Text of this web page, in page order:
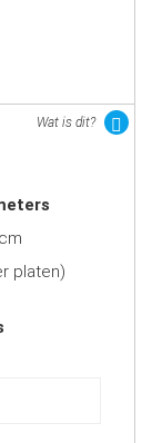
Wat is dit?
platen)